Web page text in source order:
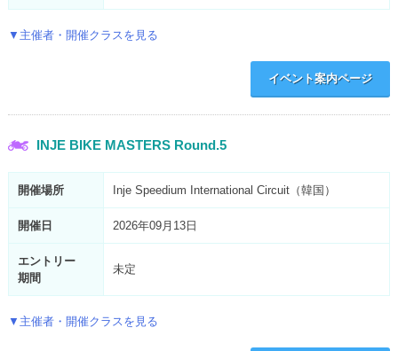
▼主催者・開催クラスを見る
イベント案内ページ
INJE BIKE MASTERS Round.5
開催場所 Inje Speedium International Circuit（韓国）
開催日 2026年09月13日
エントリー
期間
未定
▼主催者・開催クラスを見る